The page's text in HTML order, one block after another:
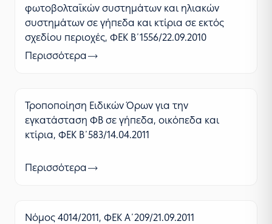
φωτοβολταϊκών συστημάτων και ηλιακών
συστημάτων σε γήπεδα και κτίρια σε εκτός
σχεδίου περιοχές, ΦΕΚ Β΄1556/22.09.2010
Περισσότερα
Τροποποίηση Ειδικών Όρων για την
εγκατάσταση ΦΒ σε γήπεδα, οικόπεδα και
κτίρια, ΦΕΚ Β΄583/14.04.2011
Περισσότερα
Νόμος 4014/2011, ΦΕΚ Α΄209/21.09.2011